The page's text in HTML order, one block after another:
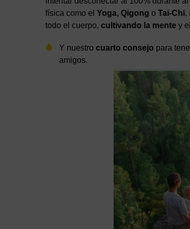
física como el Yoga, Qigong o Tai-Chi.
todo el cuerpo, cultivando la mente y el
Y nuestro cuarto consejo para
amigos.